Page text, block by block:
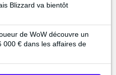
Blizzard va bientôt
de WoW découvre un
000 € dans les affaires de